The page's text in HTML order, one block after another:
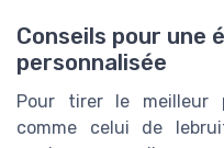
Conseils pour une
personnalisée
Pour tirer le meilleur
comme celui de